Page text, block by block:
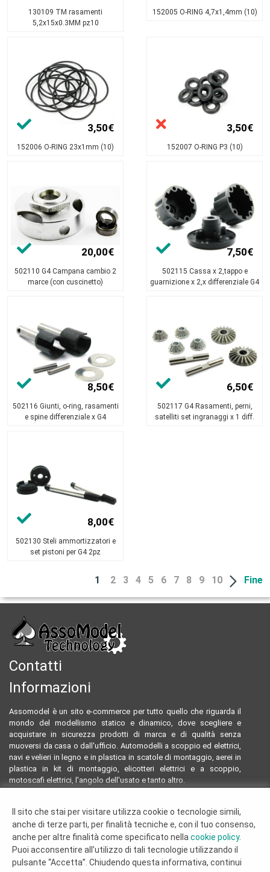
Il sito che stai per visitare utilizza cookie o tecnologie simili,
anche di terze parti, per finalità tecniche e, con il tuo consenso,
anche per altre finalità come specificato nella cookie policy.
Puoi acconsentire all’utilizzo di tali tecnologie utilizzando il
pulsante “Accetta”. Chiudendo questa informativa, continui
130109 TM rasamenti
5,2x15x0.3MM pz10
152005 O-RING 4,7x1,4mm (10)
3,50€
152006 O-RING 23x1mm (10)
3,50€
152007 O-RING P3 (10)
20,00€
502110 G4 Campana cambio 2
marce (con cuscinetto)
7,50€
502115 Cassa x 2,tappo e
guarnizione x 2,x differenziale G4
8,50€
502116 Giunti, o-ring, rasamenti
e spine differenziale x G4
6,50€
502117 G4 Rasamenti, perni,
satelliti set ingranaggi x 1 diff.
8,00€
502130 Steli ammortizzatori e
set pistoni per G4 2pz
1 2 3 4 5 6 7 8 9 10 Fine
Contatti
Informazioni
Assomodel è un sito e-commerce per tutto quello che riguarda il
mondo del modellismo statico e dinamico, dove scegliere e
acquistare in sicurezza prodotti di marca e di qualità senza
muoversi da casa o dall'ufficio. Automodelli a scoppio ed elettrici,
navi e velieri in legno e in plastica in scatole di montaggio, aerei in
plastica in kit di montaggio, elicotteri elettrici e a scoppio,
motoscafi elettrici, l'angolo dell'usato e tanto altro.
Tel:0922804761 - 3293096230
Termini e condizioni
Dove siamo
Chi siamo
Cookie Policy